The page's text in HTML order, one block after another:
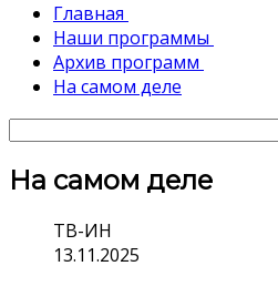
Главная
Наши программы
Архив программ
На самом деле
На самом деле
ТВ-ИН
13.11.2025